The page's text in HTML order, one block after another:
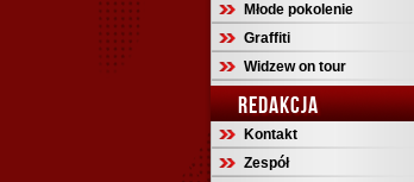
Młode pokolenie
Graffiti
Widzew on tour
REDAKCJA
Kontakt
Zespół